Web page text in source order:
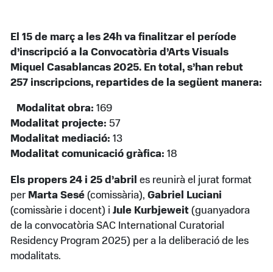
El 15 de març a les 24h va finalitzar el període
d’inscripció a la Convocatòria d’Arts Visuals
Miquel Casablancas 2025. En total, s’han rebut
257 inscripcions, repartides de la següent manera:
Modalitat obra: 169
Modalitat projecte: 57
Modalitat mediació: 13
Modalitat comunicació gràfica: 18
Els propers 24 i 25 d’abril es reunirà el jurat format
per Marta Sesé (comissària),Gabriel Luciani
(comissàrie i docent) iJule Kurbjeweit (guanyadora
de la convocatòria SAC International Curatorial
Residency Program 2025) per a la deliberació de les
modalitats.